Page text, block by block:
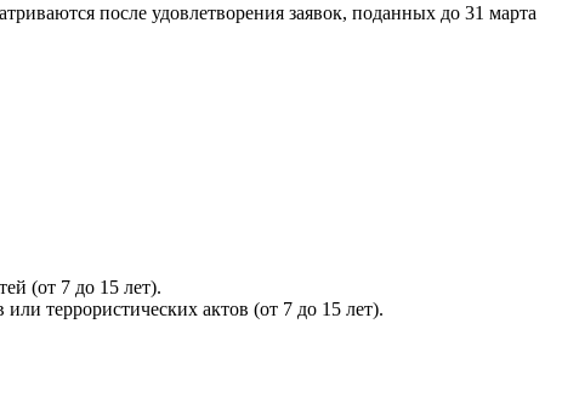
после удовлетворения заявок, поданных до 31 марта
(от 7 до 15 лет).
террористических актов (от 7 до 15 лет).